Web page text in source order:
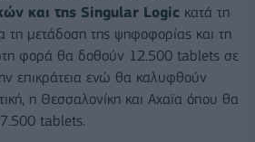
και της Singular Logic κατά τη
τη μετάδοση της ψηφοφορίας και τη
φορά θα δοθούν 12.500 tablets σε
επικράτεια ενώ θα καλυφθούν
η Θεσσαλονίκη και Αχαϊα όπου θα
tablets.